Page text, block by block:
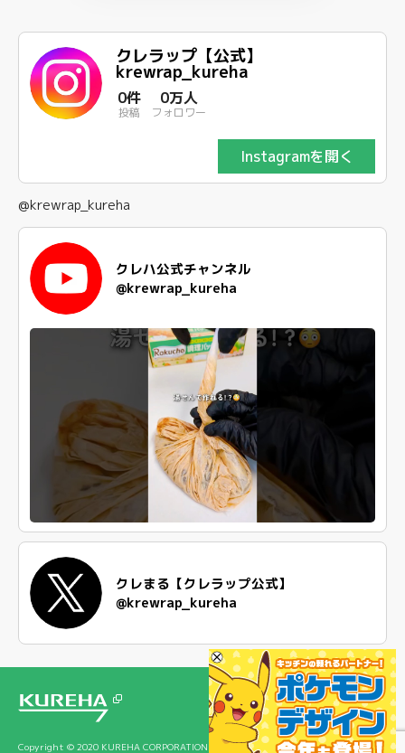
クレラップ【公式】
krewrap_kureha
0件
投稿
0万人
フォロワー
Instagramを開く
@krewrap_kureha
クレハ公式チャンネル
@krewrap_kureha
クレまる【クレラップ公式】
@krewrap_kureha
Copyright © 2020 KUREHA CORPORATION